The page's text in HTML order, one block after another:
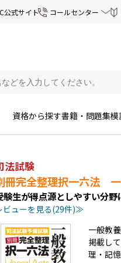
公式サイト コールセンター
資格から探す書籍・問題集模
法試験
冊完全整理択一六法
験生が得点源としやすい分野
ビューを見る(29件)≫
一般教
掲載し
理・記